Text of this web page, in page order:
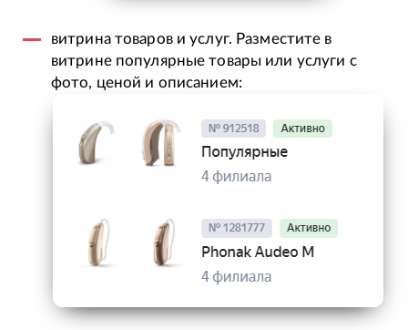
витрина товаров и услуг. Разместите в
витрине популярные товары или услуги с
фото, ценой и описанием: